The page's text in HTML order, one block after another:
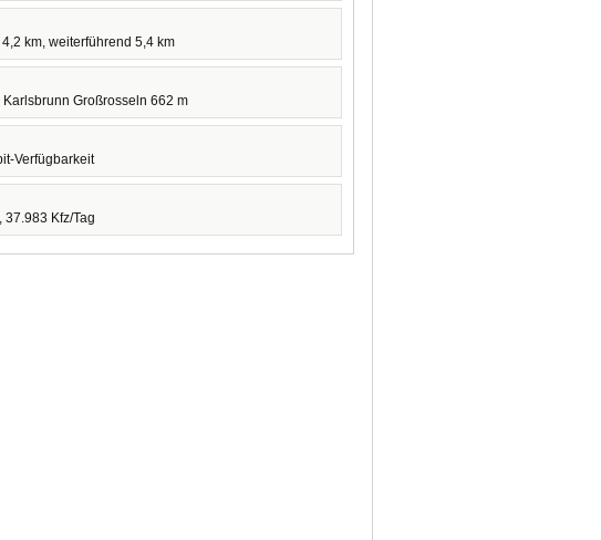
km, weiterführend 5,4 km
Großrosseln 662 m
Verfügbarkeit
37.983 Kfz/Tag